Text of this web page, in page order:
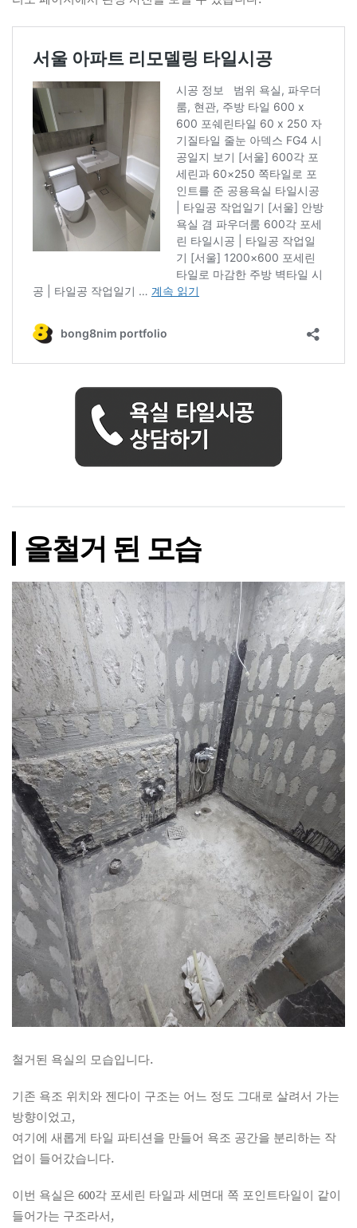
올철거 된 모습
철거된 욕실의 모습입니다.
기존 욕조 위치와 젠다이 구조는 어느 정도 그대로 살려서 가는
방향이었고,
여기에 새롭게 타일 파티션을 만들어 욕조 공간을 분리하는 작
업이 들어갔습니다.
이번 욕실은 600각 포세린 타일과 세면대 쪽 포인트타일이 같이
들어가는 구조라서,